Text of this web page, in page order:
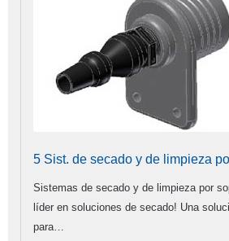
5 Sist. de secado y de limpieza
Sistemas de secado y de limpieza por
líder en soluciones de secado! Una
para…